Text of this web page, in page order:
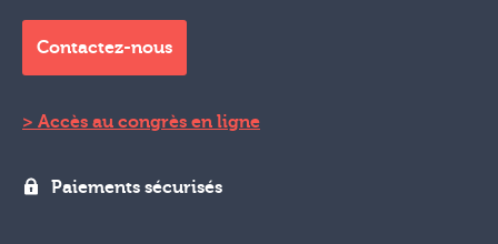
Contactez-nous
Accès au congrès en ligne
Paiements sécurisés